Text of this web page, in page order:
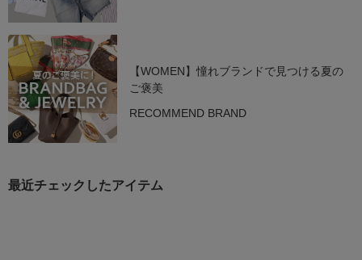
【WOMEN】憧れブランドで見つける夏の
ご褒美
RECOMMEND BRAND
最近チェックしたアイテム